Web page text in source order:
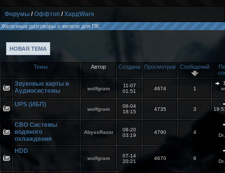
Форумы /Оффтоп /ХардWare
Железные разговоры о железе для ПК.
НОВАЯ ТЕМА
Темы Автор Cоздана Просмотров Сообщений
Звуковые карты и
Аудиосистемы
wolfgram
11-07
01:51
4674 1
UPS (ИБП)
wolfgram
06-04
18:15
4735 3
СВО Системы
водяного
охлаждения
AbyssRazor
08-20
03:19
4790 4
HDD
wolfgram
07-14
20:21
4670 6